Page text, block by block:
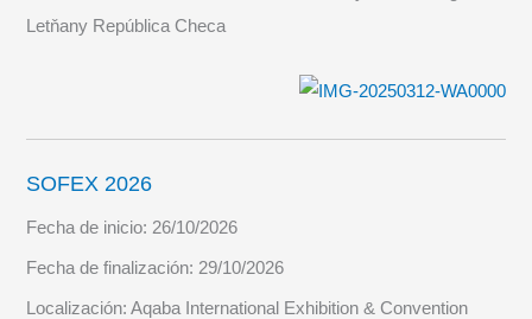
Letňany República Checa
SOFEX 2026
Fecha de inicio: 26/10/2026
Fecha de finalización: 29/10/2026
Localización:Aqaba International Exhibition & Convention